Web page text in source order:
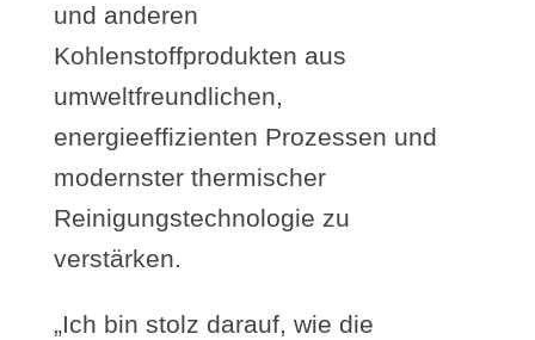
und anderen
Kohlenstoffprodukten aus
umweltfreundlichen,
energieeffizienten Prozessen und
modernster thermischer
Reinigungstechnologie zu
verstärken.
„Ich bin stolz darauf, wie die